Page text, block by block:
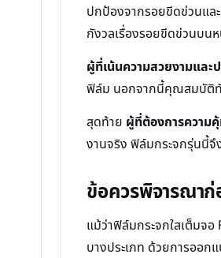
ปกป้องจากรอยขีดข่วนแล
กังวลเรื่องรอยขีดข่วนบน
ผู้ที่เน้นความสวยงามและ
ฟิล์ม นอกจากนี้คุณสมบัติทัช
สุดท้าย ผู้ที่ต้องการความ
งานจริง ฟิล์มกระจกรุ่นนี้
ข้อควรพิจารณา
แม้ว่าฟิล์มกระจกใสเต็มจ
บางประเภท ด้วยการออ